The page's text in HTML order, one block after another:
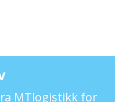
MTlogistikk for